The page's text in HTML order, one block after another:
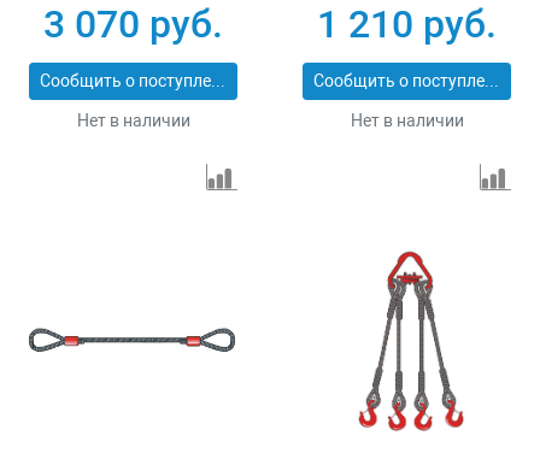
3 070 руб.
Сообщить о поступлении
Нет в наличии
1 210 руб.
Сообщить о поступлении
Нет в наличии